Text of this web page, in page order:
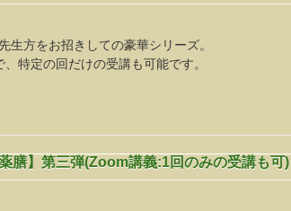
生方をお招きしての豪華シリーズ。
特定の回だけの受講も可能です。
膳】第三弾(Zoom講義:1回のみの受講も可)